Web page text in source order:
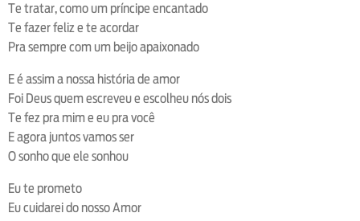
Te tratar, como um príncipe encantado
Te fazer feliz e te acordar
Pra sempre com um beijo apaixonado
E é assim a nossa história de amor
Foi Deus quem escreveu e escolheu nós dois
Te fez pra mim e eu pra você
E agora juntos vamos ser
O sonho que ele sonhou
Eu te prometo
Eu cuidarei do nosso Amor